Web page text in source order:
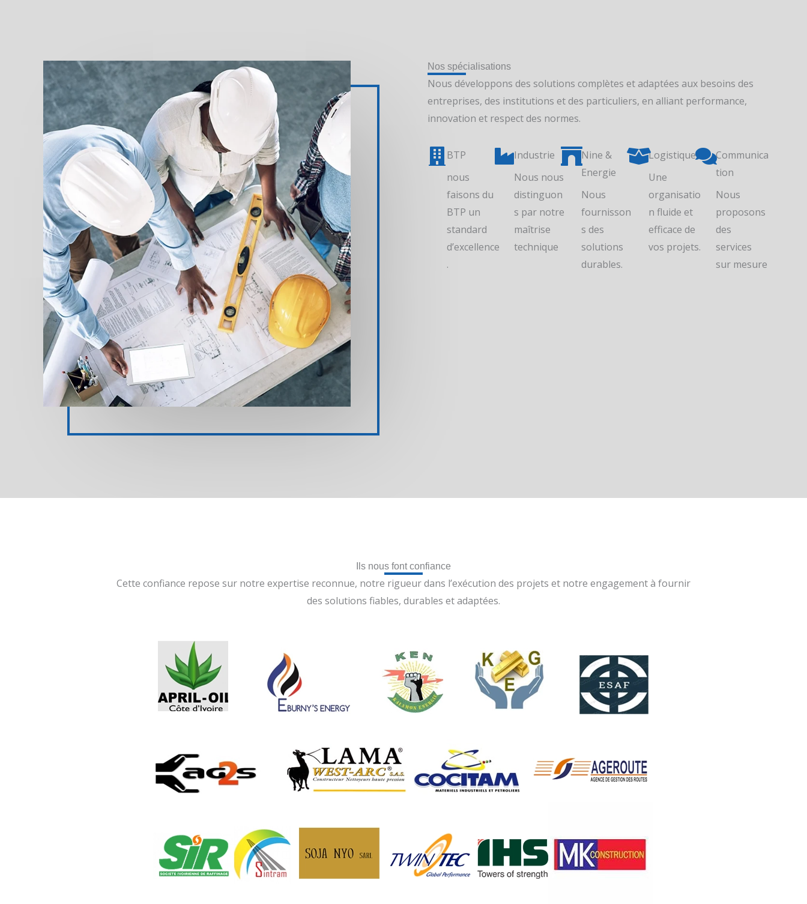
Nos spécialisations
Nous développons des solutions complètes et adaptées aux besoins des
entreprises, des institutions et des particuliers, en alliant performance,
innovation et respect des normes.
BTP
nous
faisons du
BTP un
standard
d’excellence
.
Industrie
Nous nous
distinguon
s par notre
maîtrise
technique
Nine &
Energie
Nous
fournisson
s des
solutions
durables.
Logistique
Une
organisatio
n fluide et
efficace de
vos projets.
Communica
tion
Nous
proposons
des
services
sur mesure
Ils nous font confiance
Cette confiance repose sur notre expertise reconnue, notre rigueur dans l’exécution des projets et notre engagement à fournir
des solutions fiables, durables et adaptées.